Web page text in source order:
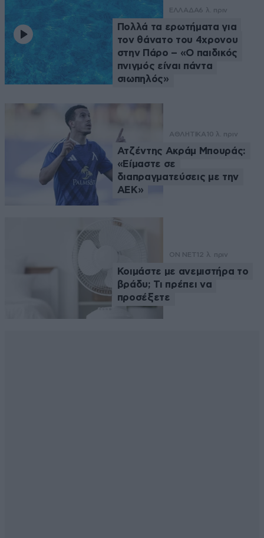
ΕΛΛΑΔΑ6 λ. πριν
Πολλά τα ερωτήματα για
τον θάνατο του 4χρονου
στην Πάρο – «Ο παιδικός
πνιγμός είναι πάντα
σιωπηλός»
ΑΘΛΗΤΙΚΑ 10 λ. πριν
Ατζέντης Ακράμ Μπουράς:
«Είμαστε σε
διαπραγματεύσεις με την
ΑΕΚ»
ON NET 12 λ. πριν
Κοιμάστε με ανεμιστήρα το
βράδυ; Τι πρέπει να
προσέξετε